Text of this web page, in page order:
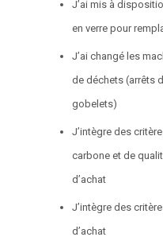
J’ai mis à
en verre pour
J’ai changé les
de déchets (arrêts
gobelets)
J’intègre des
carbone et de
d’achat
J’intègre des
d’achat